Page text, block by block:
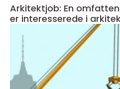
Arkitektjob: En
er interesserede i